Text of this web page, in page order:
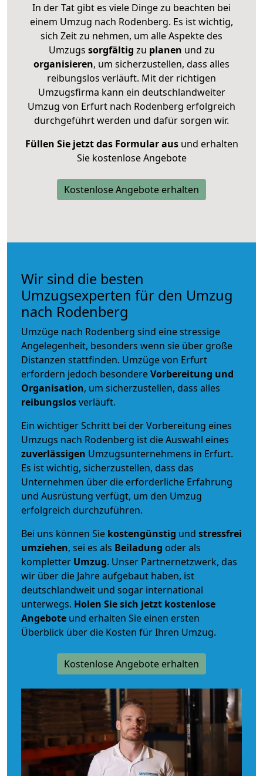
In der Tat gibt es viele Dinge zu beachten bei
einem Umzug nach Rodenberg. Es ist wichtig,
sich Zeit zu nehmen, um alle Aspekte des
Umzugs sorgfältig zu planen und zu
organisieren, um sicherzustellen, dass alles
reibungslos verläuft. Mit der richtigen
Umzugsfirma kann ein deutschlandweiter
Umzug von Erfurt nach Rodenberg erfolgreich
durchgeführt werden und dafür sorgen wir.
Füllen Sie jetzt das Formular ausund erhalten
Sie kostenlose Angebote
Kostenlose Angebote erhalten
Wir sind die besten
Umzugsexperten für den Umzug
nach Rodenberg
Umzüge nach Rodenberg sind eine stressige
Angelegenheit, besonders wenn sie über große
Distanzen stattfinden. Umzüge von Erfurt
erfordern jedoch besondereVorbereitung und
Organisation, um sicherzustellen, dass alles
reibungslosverläuft.
Ein wichtiger Schritt bei der Vorbereitung eines
Umzugs nach Rodenberg ist die Auswahl eines
zuverlässigen Umzugsunternehmens in Erfurt.
Es ist wichtig, sicherzustellen, dass das
Unternehmen über die erforderliche Erfahrung
und Ausrüstung verfügt, um den Umzug
erfolgreich durchzuführen.
Bei uns können Sie kostengünstig und stressfrei
umziehen, sei es als Beiladung oder als
kompletter Umzug. Unser Partnernetzwerk, das
wir über die Jahre aufgebaut haben, ist
deutschlandweit und sogar international
unterwegs. Holen Sie sich jetzt kostenlose
Angebote und erhalten Sie einen ersten
Überblick über die Kosten für Ihren Umzug.
Kostenlose Angebote erhalten